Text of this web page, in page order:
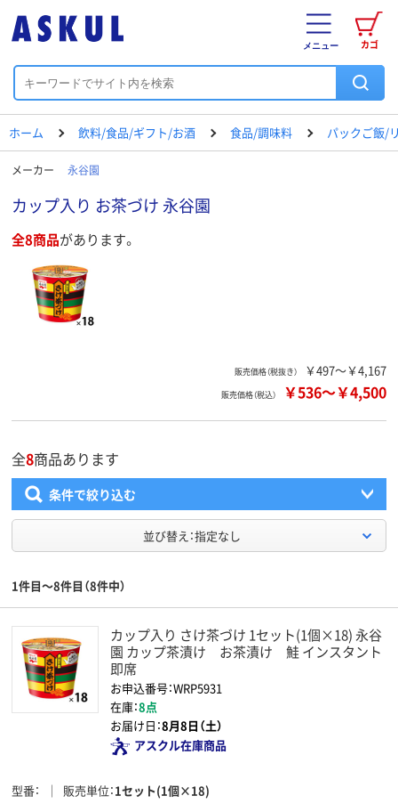
カゴ
メニュー
ホーム 飲料/食品/ギフト/お酒 食品/調味料 パックご飯/
メーカー 永谷園
カップ入り お茶づけ 永谷園
全8商品があります。
販売価格（税抜き） ￥497～￥4,167
販売価格（税込） ￥536～￥4,500
全8商品あります
条件で絞り込む
並び替え：指定なし
1件目～8件目（8件中）
カップ入り さけ茶づけ 1セット(1個×18) 永谷
園 カップ茶漬け お茶漬け 鮭 インスタント
即席
お申込番号：WRP5931
在庫：8点
お届け日：8月8日（土）
アスクル在庫商品
型番 販売単位 1セット(1個×18)